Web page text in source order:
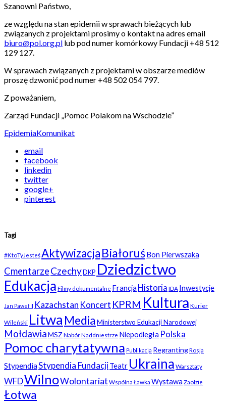
Szanowni Państwo,
ze względu na stan epidemii w sprawach bieżących lub
związanych z projektami prosimy o kontakt na adres email
biuro@pol.org.pl lub pod numer komórkowy Fundacji +48 512
129 127.
W sprawach związanych z projektami w obszarze mediów
proszę dzwonić pod numer +48 502 054 797.
Z poważaniem,
Zarząd Fundacji „Pomoc Polakom na Wschodzie”
EpidemiaKomunikat
email
facebook
linkedin
twitter
google+
pinterest
Tagi
#KtoTyJesteśAktywizacjaBiałoruśBon Pierwszaka
CmentarzeCzechyDKP Dziedzictwo
Edukacja Filmy dokumentalne Francja Historia IDA Inwestycje
Jan Paweł II Kazachstan Koncert KPRM Kultura Kurier
Wileński Litwa MediaMinisterstwo Edukacji Narodowej
MołdawiaMSZ NabórNaddniestrze Niepodległa Polska
Pomoc charytatywna Publikacja RegrantingRosja
StypendiaStypendia FundacjiTeatr Ukraina Warsztaty
WFDWilnoWolontariat Wspólna Ławka Wystawa Zaolzie
Łotwa